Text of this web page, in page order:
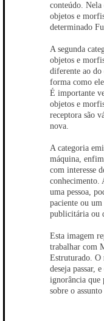
conteúdo. Nela
objetos e
determinado
A segunda
objetos e
diferente ao do
forma como
É importante
objetos e
receptora são
nova.
A categoria
máquina,
com interesse
conhecimento.
uma pessoa,
paciente ou
publicitária ou
Esta imagem
trabalhar com
Estruturado. O
deseja passar,
ignorância que
sobre o